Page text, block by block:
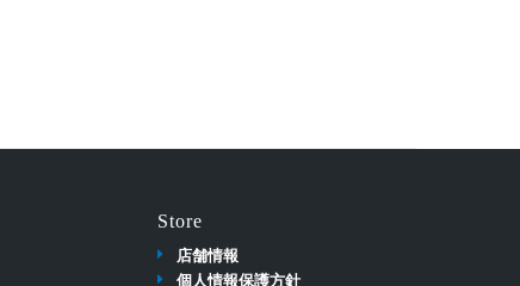
Store
店舗情報
個人情報保護方針